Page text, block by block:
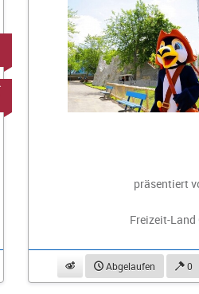
präsentiert
Freizeit-
beobachtenAbgelaufen 0